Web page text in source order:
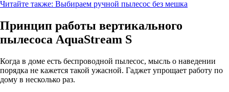
Читайте также: Выбираем ручной пылесос без мешка
Принцип работы вертикального
пылесоса AquaStream S
Когда в доме есть беспроводной пылесос, мысль о наведении
порядка не кажется такой ужасной. Гаджет упрощает работу по
дому в несколько раз.